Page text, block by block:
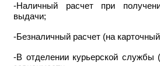
-Наличный расчет при
выдачи;
-Безналичный расчет (на
-В отделении курьерской службы